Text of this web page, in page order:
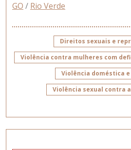
GO / Rio Verde
Direitos sexuais e
Violência contra mulheres com
Violência doméstica
Violência sexual contra